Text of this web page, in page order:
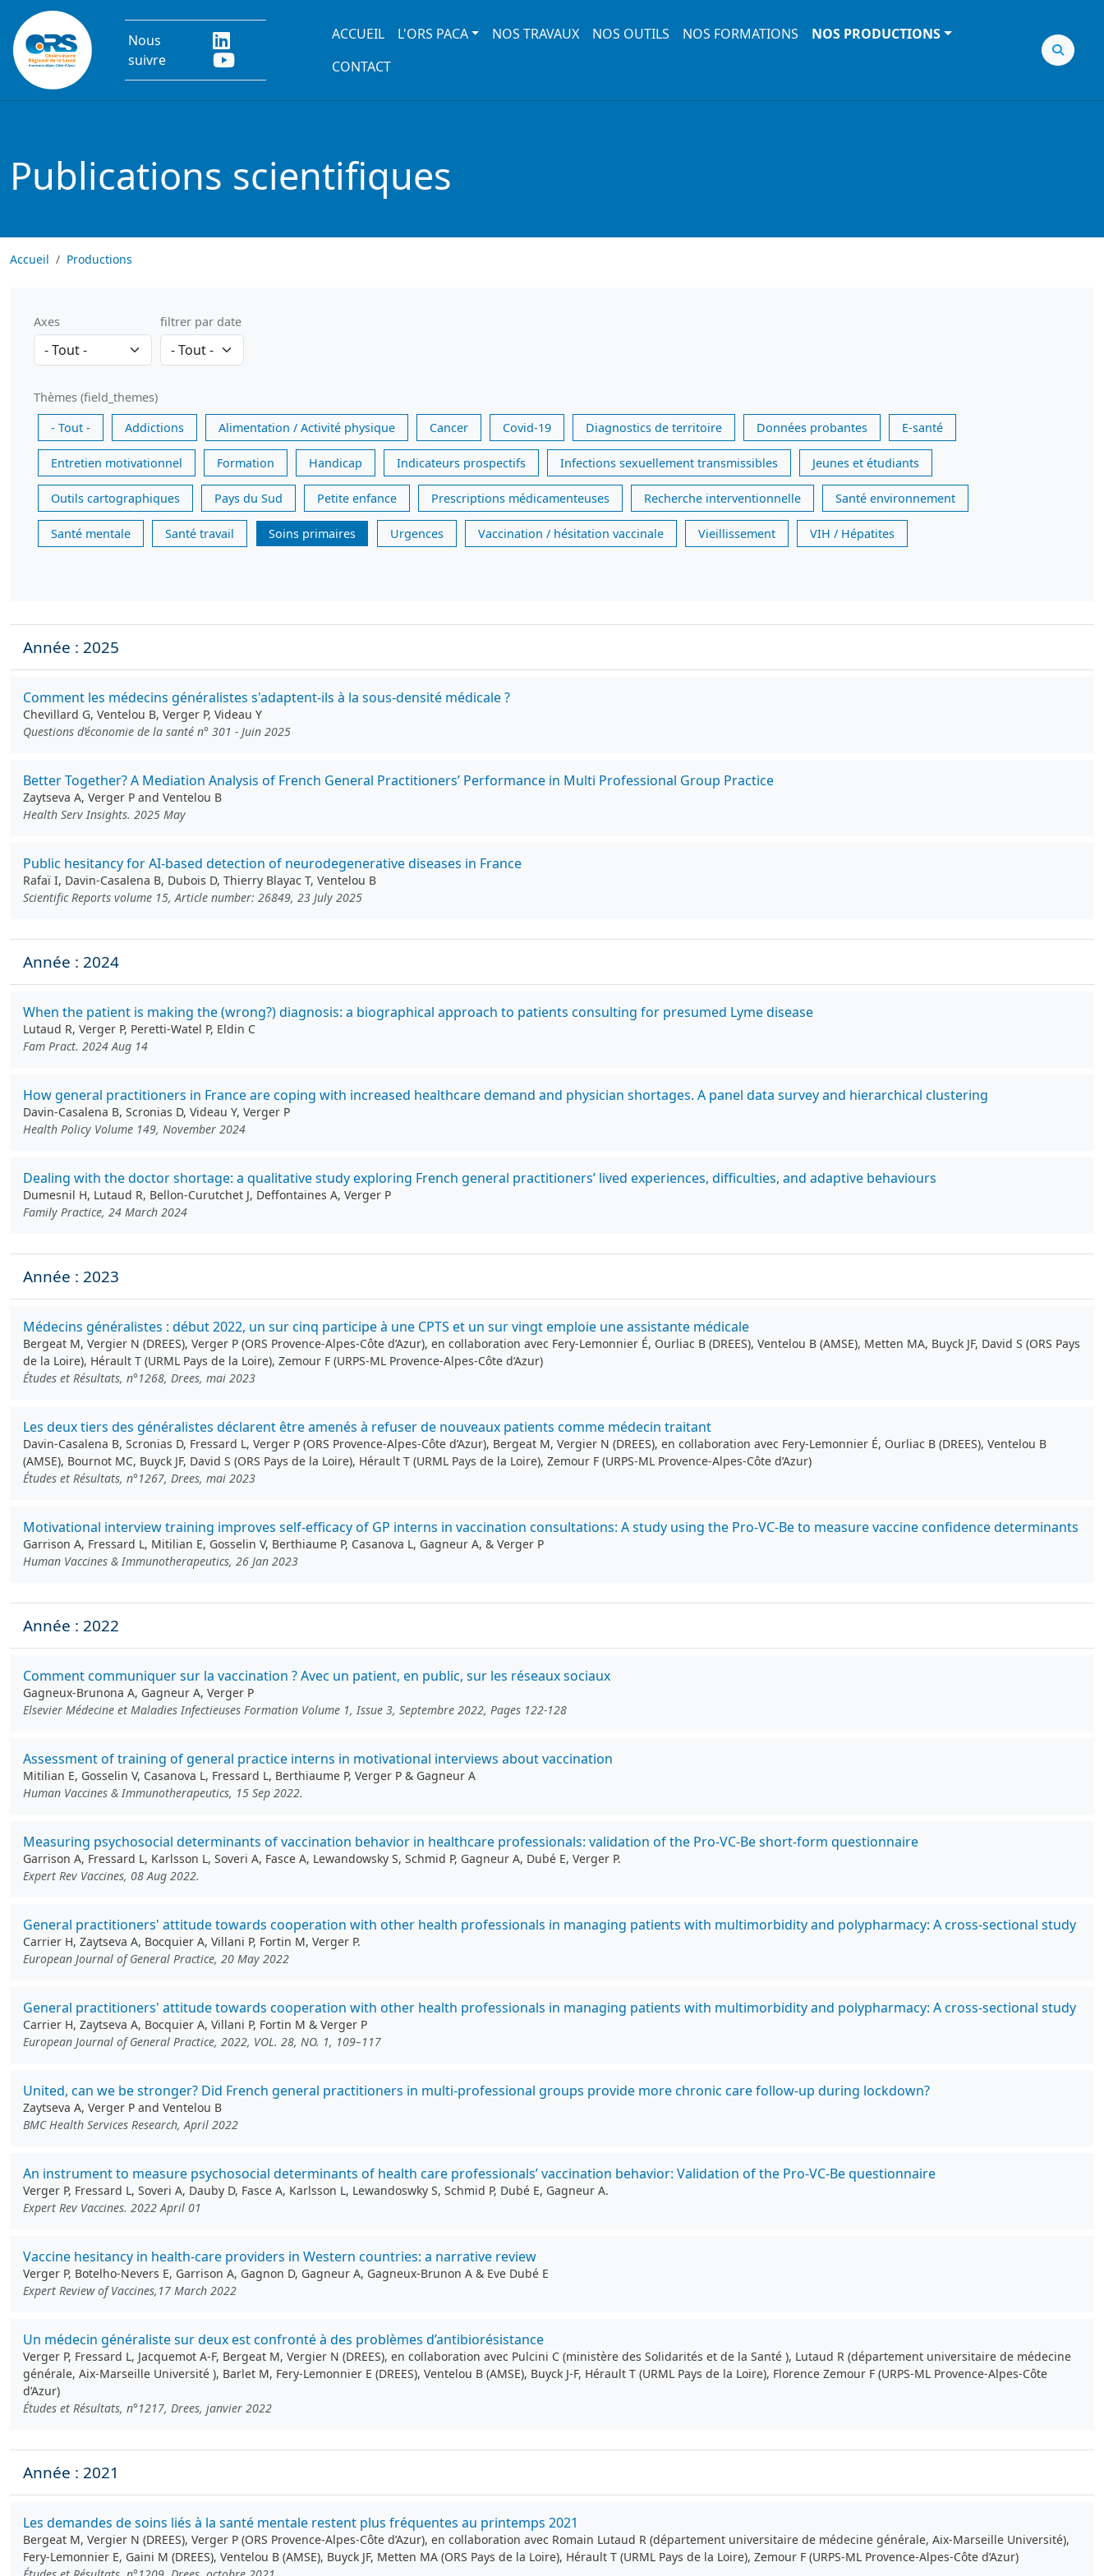
Aller au contenu principal
Nous
suivre
Main navigation
ACCUEIL L'ORS PACA NOS TRAVAUX NOS OUTILS NOS FORMATIONS
NOS PRODUCTIONS
CONTACT
Publications scientifiques
Accueil Productions
Axes filtrer par date
Thèmes (field_themes)
- Tout -
Addictions Alimentation / Activité physique Cancer Covid-19 Diagnostics de territoire Données probantes E-santé
Entretien motivationnel Formation Handicap Indicateurs prospectifs Infections sexuellement transmissibles Jeunes et étudiants
Outils cartographiques Pays du Sud Petite enfance Prescriptions médicamenteuses Recherche interventionnelle Santé environnement
Santé mentale Santé travail Soins primaires Urgences Vaccination / hésitation vaccinale Vieillissement VIH / Hépatites
Année : 2025
Comment les médecins généralistes s'adaptent-ils à la sous-densité médicale ?
Chevillard G, Ventelou B, Verger P, Videau Y
Questions d’économie de la santé n° 301 - Juin 2025
Better Together? A Mediation Analysis of French General Practitioners’ Performance in Multi Professional Group Practice
Zaytseva A, Verger P and Ventelou B
Health Serv Insights. 2025 May
Public hesitancy for AI-based detection of neurodegenerative diseases in France
Rafaï I, Davin-Casalena B, Dubois D, Thierry Blayac T, Ventelou B
Scientific Reports volume 15, Article number: 26849, 23 July 2025
Année : 2024
When the patient is making the (wrong?) diagnosis: a biographical approach to patients consulting for presumed Lyme disease
Lutaud R, Verger P, Peretti-Watel P, Eldin C
Fam Pract. 2024 Aug 14
How general practitioners in France are coping with increased healthcare demand and physician shortages. A panel data survey and hierarchical clustering
Davin-Casalena B, Scronias D, Videau Y, Verger P
Health Policy Volume 149, November 2024
Dealing with the doctor shortage: a qualitative study exploring French general practitioners’ lived experiences, difficulties, and adaptive behaviours
Dumesnil H, Lutaud R, Bellon-Curutchet J, Deffontaines A, Verger P
Family Practice, 24 March 2024
Année : 2023
Médecins généralistes : début 2022, un sur cinq participe à une CPTS et un sur vingt emploie une assistante médicale
Bergeat M, Vergier N (DREES), Verger P (ORS Provence-Alpes-Côte d’Azur), en collaboration avec Fery-Lemonnier É, Ourliac B (DREES), Ventelou B (AMSE), Metten MA, Buyck JF, David S (ORS Pays
de la Loire), Hérault T (URML Pays de la Loire), Zemour F (URPS-ML Provence-Alpes-Côte d’Azur)
Études et Résultats, n°1268, Drees, mai 2023
Les deux tiers des généralistes déclarent être amenés à refuser de nouveaux patients comme médecin traitant
Davin-Casalena B, Scronias D, Fressard L, Verger P (ORS Provence-Alpes-Côte d’Azur), Bergeat M, Vergier N (DREES), en collaboration avec Fery-Lemonnier É, Ourliac B (DREES), Ventelou B
(AMSE), Bournot MC, Buyck JF, David S (ORS Pays de la Loire), Hérault T (URML Pays de la Loire), Zemour F (URPS-ML Provence-Alpes-Côte d’Azur)
Études et Résultats, n°1267, Drees, mai 2023
Motivational interview training improves self-efficacy of GP interns in vaccination consultations: A study using the Pro-VC-Be to measure vaccine confidence determinants
Garrison A, Fressard L, Mitilian E, Gosselin V, Berthiaume P, Casanova L, Gagneur A, & Verger P
Human Vaccines & Immunotherapeutics, 26 Jan 2023
Année : 2022
Comment communiquer sur la vaccination ? Avec un patient, en public, sur les réseaux sociaux
Gagneux-Brunona A, Gagneur A, Verger P
Elsevier Médecine et Maladies Infectieuses Formation Volume 1, Issue 3, Septembre 2022, Pages 122-128
Assessment of training of general practice interns in motivational interviews about vaccination
Mitilian E, Gosselin V, Casanova L, Fressard L, Berthiaume P, Verger P & Gagneur A
Human Vaccines & Immunotherapeutics, 15 Sep 2022.
Measuring psychosocial determinants of vaccination behavior in healthcare professionals: validation of the Pro-VC-Be short-form questionnaire
Garrison A, Fressard L, Karlsson L, Soveri A, Fasce A, Lewandowsky S, Schmid P, Gagneur A, Dubé E, Verger P.
Expert Rev Vaccines, 08 Aug 2022.
General practitioners' attitude towards cooperation with other health professionals in managing patients with multimorbidity and polypharmacy: A cross-sectional study
Carrier H, Zaytseva A, Bocquier A, Villani P, Fortin M, Verger P.
European Journal of General Practice, 20 May 2022
General practitioners' attitude towards cooperation with other health professionals in managing patients with multimorbidity and polypharmacy: A cross-sectional study
Carrier H, Zaytseva A, Bocquier A, Villani P, Fortin M & Verger P
European Journal of General Practice, 2022, VOL. 28, NO. 1, 109–117
United, can we be stronger? Did French general practitioners in multi-professional groups provide more chronic care follow-up during lockdown?
Zaytseva A, Verger P and Ventelou B
BMC Health Services Research, April 2022
An instrument to measure psychosocial determinants of health care professionals’ vaccination behavior: Validation of the Pro-VC-Be questionnaire
Verger P, Fressard L, Soveri A, Dauby D, Fasce A, Karlsson L, Lewandoswky S, Schmid P, Dubé E, Gagneur A.
Expert Rev Vaccines. 2022 April 01
Vaccine hesitancy in health-care providers in Western countries: a narrative review
Verger P, Botelho-Nevers E, Garrison A, Gagnon D, Gagneur A, Gagneux-Brunon A & Eve Dubé E
Expert Review of Vaccines,17 March 2022
Un médecin généraliste sur deux est confronté à des problèmes d’antibiorésistance
Verger P, Fressard L, Jacquemot A-F, Bergeat M, Vergier N (DREES), en collaboration avec Pulcini C (ministère des Solidarités et de la Santé ), Lutaud R (département universitaire de médecine
générale, Aix-Marseille Université ), Barlet M, Fery-Lemonnier E (DREES), Ventelou B (AMSE), Buyck J-F, Hérault T (URML Pays de la Loire), Florence Zemour F (URPS-ML Provence-Alpes-Côte
d’Azur)
Études et Résultats, n°1217, Drees, janvier 2022
Année : 2021
Les demandes de soins liés à la santé mentale restent plus fréquentes au printemps 2021
Bergeat M, Vergier N (DREES), Verger P (ORS Provence-Alpes-Côte d’Azur), en collaboration avec Romain Lutaud R (département universitaire de médecine générale, Aix-Marseille Université),
Fery-Lemonnier E, Gaini M (DREES), Ventelou B (AMSE), Buyck JF, Metten MA (ORS Pays de la Loire), Hérault T (URML Pays de la Loire), Zemour F (URPS-ML Provence-Alpes-Côte d’Azur)